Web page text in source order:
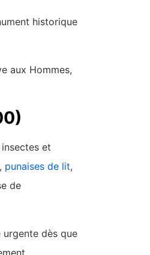
historique
aux Hommes,
et
punaises de lit,
de
dès que